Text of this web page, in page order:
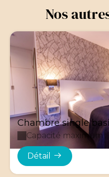
Nos
Chambre single
Capacité maximum :
Détail